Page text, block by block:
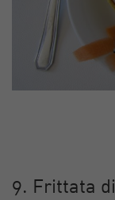
9. Frittata